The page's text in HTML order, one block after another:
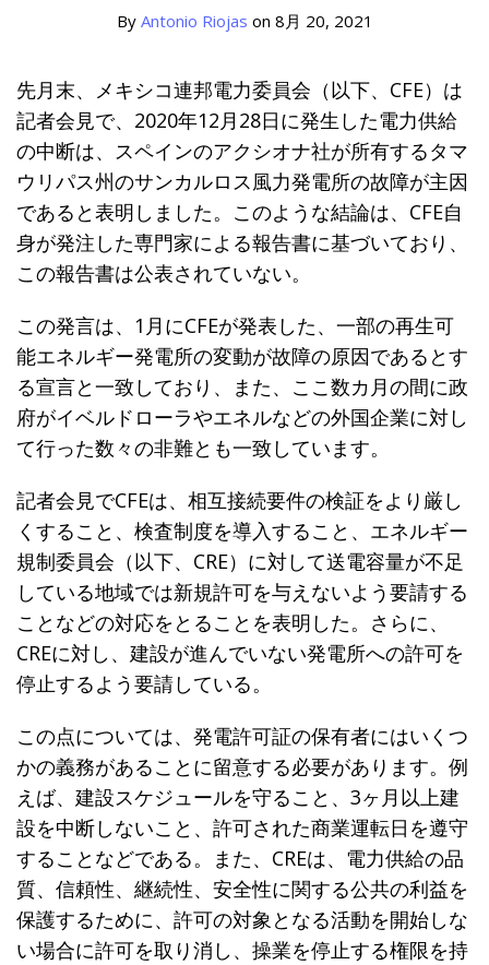
ア
By Antonio Riojas on 8月 20, 2021
先月末、メキシコ連邦電力委員会（以下、CFE）は
記者会見で、2020年12月28日に発生した電力供給
の中断は、スペインのアクシオナ社が所有するタマ
ウリパス州のサンカルロス風力発電所の故障が主因
であると表明しました。このような結論は、CFE自
身が発注した専門家による報告書に基づいており、
この報告書は公表されていない。
この発言は、1月にCFEが発表した、一部の再生可
能エネルギー発電所の変動が故障の原因であるとす
る宣言と一致しており、また、ここ数カ月の間に政
府がイベルドローラやエネルなどの外国企業に対し
て行った数々の非難とも一致しています。
記者会見でCFEは、相互接続要件の検証をより厳し
くすること、検査制度を導入すること、エネルギー
規制委員会（以下、CRE）に対して送電容量が不足
している地域では新規許可を与えないよう要請する
ことなどの対応をとることを表明した。さらに、
CREに対し、建設が進んでいない発電所への許可を
停止するよう要請している。
この点については、発電許可証の保有者にはいくつ
かの義務があることに留意する必要があります。例
えば、建設スケジュールを守ること、3ヶ月以上建
設を中断しないこと、許可された商業運転日を遵守
することなどである。また、CREは、電力供給の品
質、信頼性、継続性、安全性に関する公共の利益を
保護するために、許可の対象となる活動を開始しな
い場合に許可を取り消し、操業を停止する権限を持